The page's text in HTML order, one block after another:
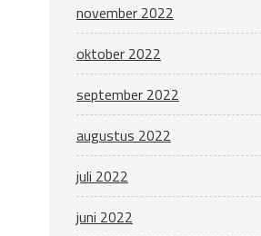
november 2022
oktober 2022
september 2022
augustus 2022
juli 2022
juni 2022